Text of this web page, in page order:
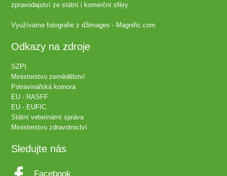
zpravodajství ze státní i komerční sféry.
Využíváme fotografie zd3images - Magnific.com
Odkazy na zdroje
SZPI
Ministerstvo zemědělství
Potravinářská komora
EU - RASFF
EU - EUFIC
Státní veterinární správa
Ministerstvo zdravotnictví
Sledujte nás
Facebook